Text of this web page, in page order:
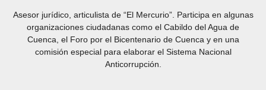
Asesor jurídico, articulista de “El Mercurio”. Participa en algunas
organizaciones ciudadanas como el Cabildo del Agua de
Cuenca, el Foro por el Bicentenario de Cuenca y en una
comisión especial para elaborar el Sistema Nacional
Anticorrupción.